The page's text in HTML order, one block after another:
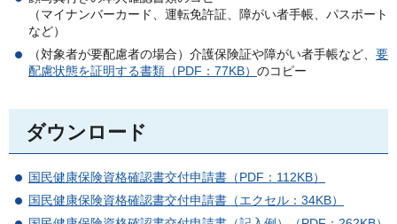
（マイナンバーカード、運転免許証、障がい者手帳、パスポート
など）
（対象者が要配慮者の場合）介護保険証や障がい者手帳など、 要
配慮状態を証明する書類（PDF：77KB） のコピー
ダウンロード
国民健康保険資格確認書交付申請書（PDF：112KB）
国民健康保険資格確認書交付申請書（エクセル：34KB）